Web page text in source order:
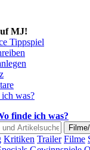
MJ!
Tippspiel
was?
finde ich was?
Kritiken Trailer Filme